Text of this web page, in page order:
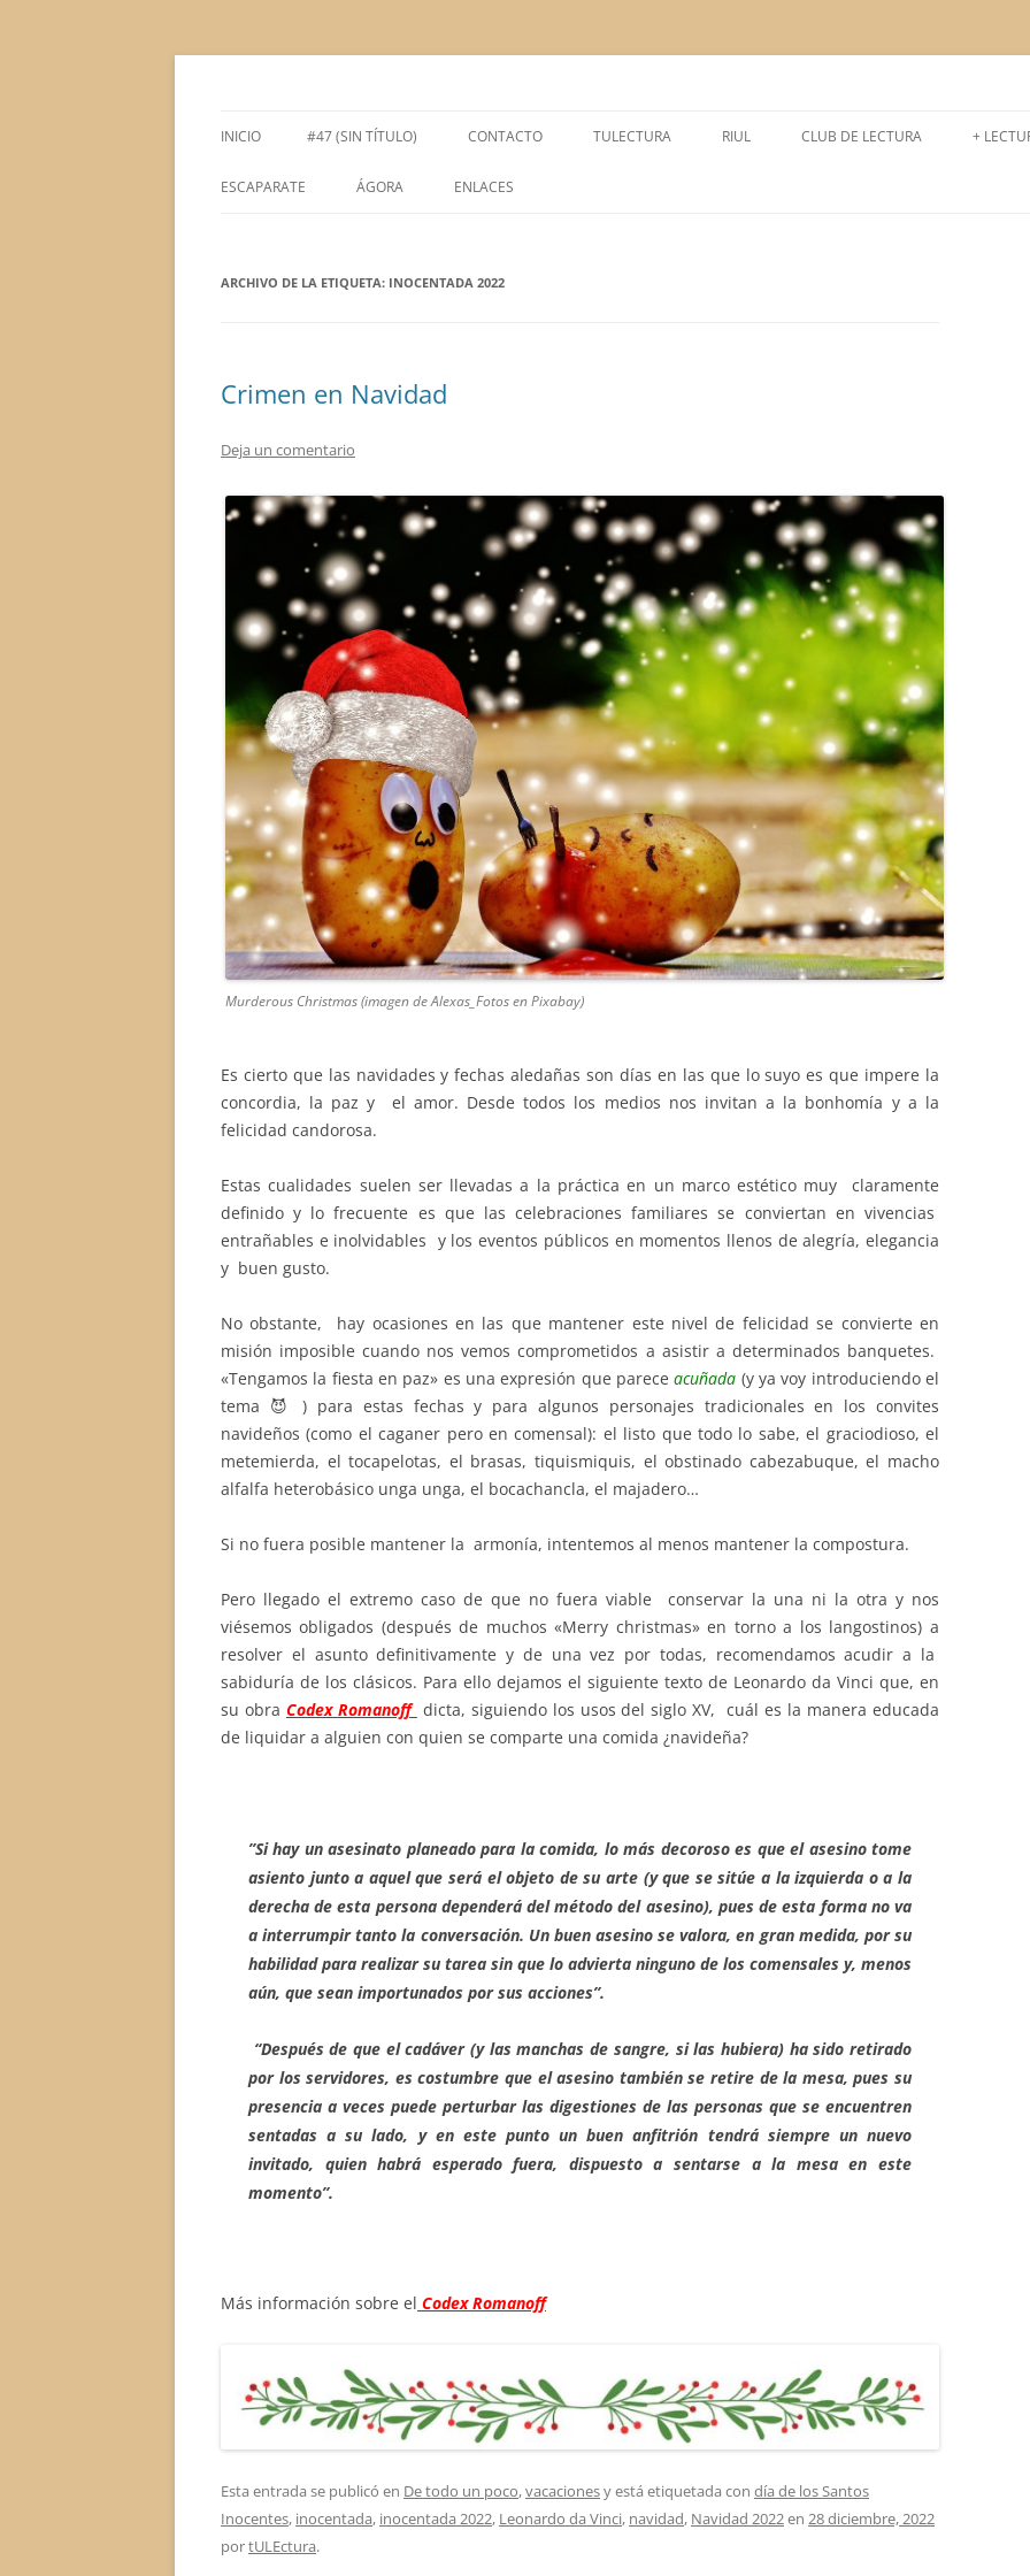
Saltar
INICIO #47 (SIN TÍTULO) CONTACTO TULECTURA RIUL CLUB DE LECTURA
CURSO 2018-2019
CURSO 2017-2018
CURSO 2016-2017
CURSO 2015-2016
CURSO 2014-2015
CURSO 2013-2014
+
ESCAPARATE ÁGORA
ÁGORA LITERARIA
ENLACES
ARCHIVO DE LA ETIQUETA: INOCENTADA 2022
Crimen en Navidad
Deja un comentario
Murderous Christmas (imagen de Alexas_Fotos en Pixabay)
Es cierto que las navidades y fechas aledañas son días en las que lo suyo es que impere la
concordia, la paz y el amor. Desde todos los medios nos invitan a la bonhomía y a la
felicidad candorosa.
Estas cualidades suelen ser llevadas a la práctica en un marco estético muy claramente
definido y lo frecuente es que las celebraciones familiares se conviertan en vivencias
entrañables e inolvidables y los eventos públicos en momentos llenos de alegría, elegancia
y buen gusto.
No obstante, hay ocasiones en las que mantener este nivel de felicidad se convierte en
misión imposible cuando nos vemos comprometidos a asistir a determinados banquetes.
«Tengamos la fiesta en paz» es una expresión que pareceacuñada (y ya voy introduciendo el
tema 😈 ) para estas fechas y para algunos personajes tradicionales en los convites
navideños (como el caganer pero en comensal): el listo que todo lo sabe, el graciodioso, el
metemierda, el tocapelotas, el brasas, tiquismiquis, el obstinado cabezabuque, el macho
alfalfa heterobásico unga unga, el bocachancla, el majadero…
Si no fuera posible mantener la armonía, intentemos al menos mantener la compostura.
Pero llegado el extremo caso de que no fuera viable conservar la una ni la otra y nos
viésemos obligados (después de muchos «Merry christmas» en torno a los langostinos) a
resolver el asunto definitivamente y de una vez por todas, recomendamos acudir a la
sabiduría de los clásicos. Para ello dejamos el siguiente texto de Leonardo da Vinci que, en
su obra Codex Romanoff dicta, siguiendo los usos del siglo XV, cuál es la manera educada
de liquidar a alguien con quien se comparte una comida ¿navideña?
”Si hay un asesinato planeado para la comida, lo más decoroso es que el asesino tome
asiento junto a aquel que será el objeto de su arte (y que se sitúe a la izquierda o a la
derecha de esta persona dependerá del método del asesino), pues de esta forma no va
a interrumpir tanto la conversación. Un buen asesino se valora, en gran medida, por su
habilidad para realizar su tarea sin que lo advierta ninguno de los comensales y, menos
aún, que sean importunados por sus acciones”.
“Después de que el cadáver (y las manchas de sangre, si las hubiera) ha sido retirado
por los servidores, es costumbre que el asesino también se retire de la mesa, pues su
presencia a veces puede perturbar las digestiones de las personas que se encuentren
sentadas a su lado, y en este punto un buen anfitrión tendrá siempre un nuevo
invitado, quien habrá esperado fuera, dispuesto a sentarse a la mesa en este
momento”.
Más información sobre el CodexRomanoff
Esta entrada se publicó en De todo un poco,vacacionesy está etiquetada con día de los Santos
Inocentes, inocentada, inocentada 2022, Leonardo da Vinci, navidad, Navidad 2022en 28 diciembre, 2022
portULEctura.